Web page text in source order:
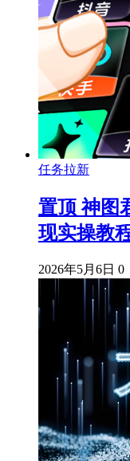
任务拉新
置顶神图
现实操教
2026年5月6日 0